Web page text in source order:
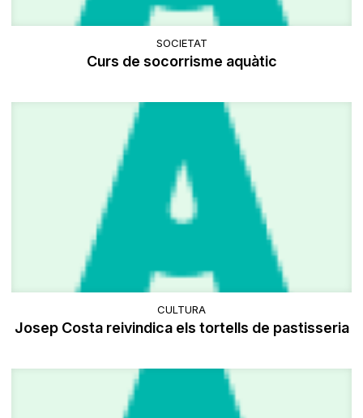
SOCIETAT
Curs de socorrisme aquàtic
CULTURA
Josep Costa reivindica els tortells de pastisseria